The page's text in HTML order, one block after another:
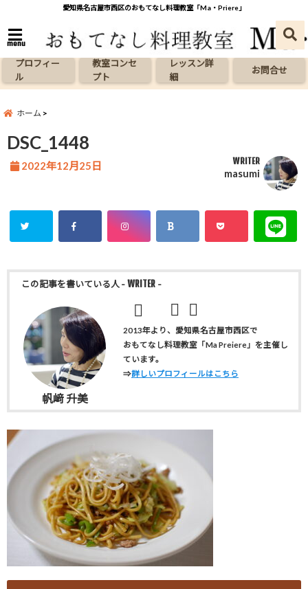
愛知県名古屋市西区のおもてなし料理教室「Ma・Priere」
menu
プロフィー
ル
教室コンセ
プト
レッスン詳
細
お問合せ
ホーム
DSC_1448
2022年12月25日 WRITER
masumi
この記事を書いている人 - WRITER -
2013年より、愛知県名古屋市西区で
おもてなし料理教室「Ma Preiere」を主催し
ています。
⇒詳しいプロフィールはこちら
帆﨑 升美